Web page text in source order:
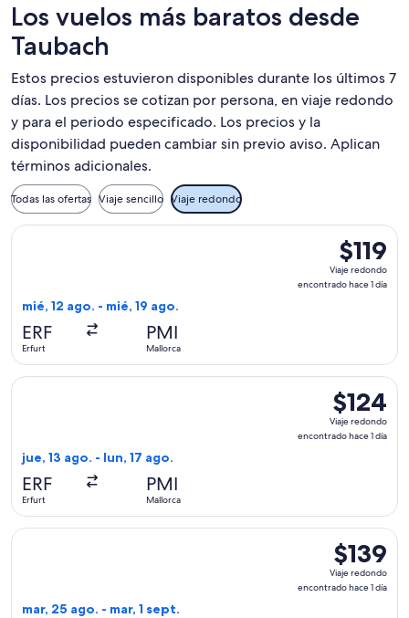
Los vuelos más baratos desde
Taubach
Estos precios estuvieron disponibles durante los últimos 7
días. Los precios se cotizan por persona, en viaje redondo
y para el periodo especificado. Los precios y la
disponibilidad pueden cambiar sin previo aviso. Aplican
términos adicionales.
Todas las ofertas Viaje sencillo Viaje redondo
$119
Viaje
redondo,
$119
Viaje redondo
encontrado hace 1 día
mié, 12 ago. - mié, 19 ago.
ERF
Erfurt
PMI
Mallorca
Seleccionar vuelo de Eurowings, con salida el mié, 12 ago.
$124
Viaje
redondo,
$124
Viaje redondo
encontrado hace 1 día
jue, 13 ago. - lun, 17 ago.
ERF
Erfurt
PMI
Mallorca
Seleccionar vuelo de Eurowings, con salida el jue, 13 ago.
$139
Viaje
redondo,
$139
Viaje redondo
encontrado hace 1 día
mar, 25 ago. - mar, 1 sept.
Seleccionar vuelo de Eurowings, con salida el mar, 25 ago.